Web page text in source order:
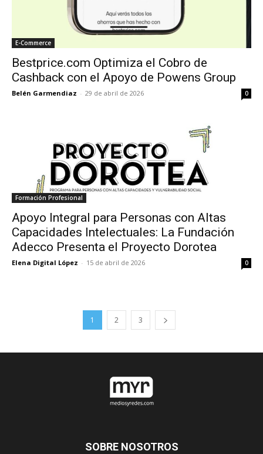
E-Commerce
Bestprice.com Optimiza el Cobro de
Cashback con el Apoyo de Powens Group
Belén Garmendiaz - 29 de abril de 2026 0
Formación Profesional
Apoyo Integral para Personas con Altas
Capacidades Intelectuales: La Fundación
Adecco Presenta el Proyecto Dorotea
Elena Digital López - 15 de abril de 2026 0
1 2 3
SOBRE NOSOTROS